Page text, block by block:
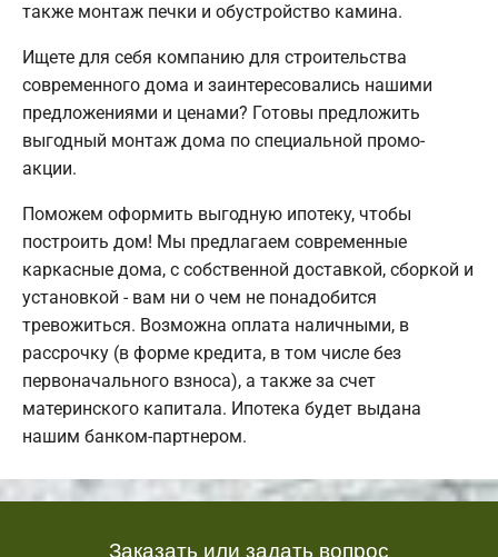
также монтаж печки и обустройство камина.
Ищете для себя компанию для строительства
современного дома и заинтересовались нашими
предложениями и ценами? Готовы предложить
выгодный монтаж дома по специальной промо-
акции.
Поможем оформить выгодную ипотеку, чтобы
построить дом! Мы предлагаем современные
каркасные дома, с собственной доставкой, сборкой и
установкой - вам ни о чем не понадобится
тревожиться. Возможна оплата наличными, в
рассрочку (в форме кредита, в том числе без
первоначального взноса), а также за счет
материнского капитала. Ипотека будет выдана
нашим банком-партнером.
Заказать или задать вопрос